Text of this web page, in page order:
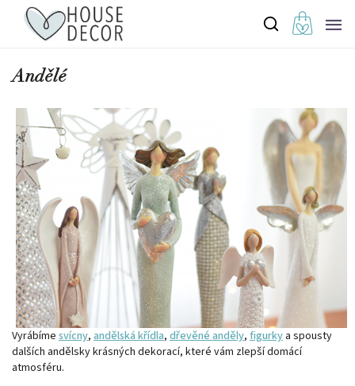
Andělé
Vyrábíme svícny, andělská křídla, dřevěné anděly, figurky a spousty
dalších andělsky krásných dekorací, které vám zlepší domácí
atmosféru.